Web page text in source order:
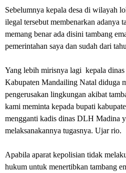
Sebelumnya kepala desa di wilayah
ilegal tersebut membenarkan adanya
memang benar ada disini tambang
pemerintahan saya dan sudah dari
Yang lebih mirisnya lagi kepala
Kabupaten Mandailing Natal diduga
pengerusakan lingkungan akibat
kami meminta kepada bupati
mengganti kadis dinas DLH Madina
melaksanakannya tugasnya. Ujar rio.
Apabila aparat kepolisian tidak
hukum untuk menertibkan tambang